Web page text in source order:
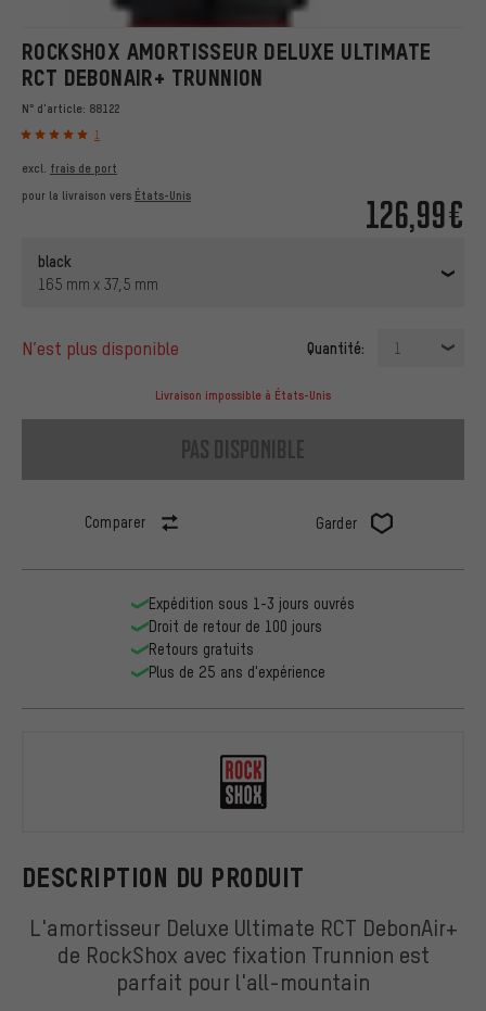
ROCKSHOX AMORTISSEUR DELUXE ULTIMATE
RCT DEBONAIR+ TRUNNION
N° d'article: 88122
1
126,99€
excl. frais de port
pour la livraison vers États-Unis
black
165 mm x 37,5 mm
n’est plus disponible Quantité: 1
Livraison impossible à États-Unis
pas disponible
Comparer Garder
DESCRIPTION DU PRODUIT
L'amortisseur Deluxe Ultimate RCT DebonAir+
de RockShox avec fixation Trunnion est
parfait pour l'all-mountain
Expédition sous 1-3 jours ouvrés
Droit de retour de 100 jours
Retours gratuits
Plus de 25 ans d'expérience